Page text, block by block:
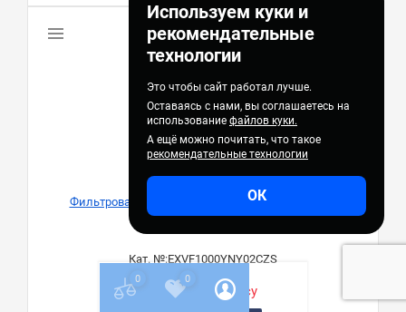
Используем куки и
рекомендательные
технологии
Это чтобы сайт работал лучше.
Оставаясь с нами, вы соглашаетесь на
использование файлов куки.
А ещё можно почитать, что такое
рекомендательные технологии
ОК
Фильтровальная система, 0,22 мкм, NY, 1000 мл
Кат. №:EXVF1000YNY02CZS
Цена по запросу
0 0